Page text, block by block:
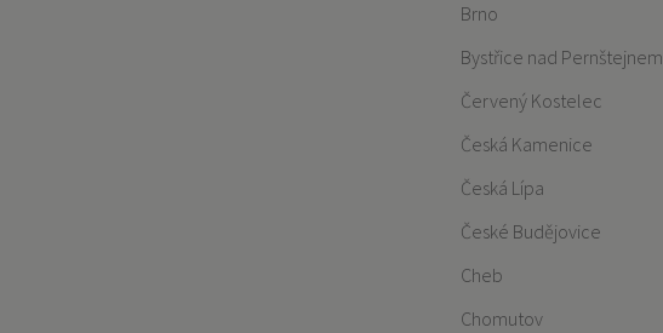
Brno
Bystřice nad Pernštejnem
Červený Kostelec
Česká Kamenice
Česká Lípa
České Budějovice
Cheb
Chomutov